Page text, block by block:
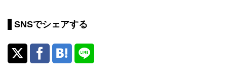
SNSでシェアする